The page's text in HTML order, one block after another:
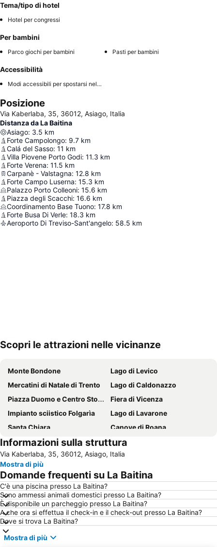
Tema/tipo di hotel
Hotel per congressi
Per bambini
Parco giochi per bambini Pasti per bambini
Accessibilità
Modi accessibili per spostarsi nell'hotel
Posizione
Via Kaberlaba, 35, 36012, Asiago, Italia
Distanza da La Baitina
Asiago: 3.5 km
Forte Campolongo: 9.7 km
Calá del Sasso: 11 km
Villa Piovene Porto Godi: 11.3 km
Forte Verena: 11.5 km
Carpanè - Valstagna: 12.8 km
Forte Campo Luserna: 15.3 km
Palazzo Porto Colleoni: 15.6 km
Piazza degli Scacchi: 16.6 km
Coordinamento Base Tuono: 17.8 km
Forte Busa Di Verle: 18.3 km
Aeroporto Di Treviso-Sant'angelo: 58.5 km
Espandi mappa
Scopri le attrazioni nelle vicinanze
Monte Bondone
Lago di Levico
Mercatini di Natale di Trento
Lago di Caldonazzo
Piazza Duomo e Centro Storico
Fiera di Vicenza
Impianto sciistico Folgarìa
Lago di Lavarone
Santa Chiara
Canove di Roana
Centro storico
Mercatino di Natale
Stazione Ferroviaria
Monte Baldo - Malcesine
Cima Palon - Monte Bondone
Centro Storico
Lido di Levico
Ski Area Monte Verena
Santuario Grotta di Lourdes
Giardini di Natale
Pietramurata
Piazza Liberta'
MART Museo di arte moderna e contemporanea di Trento e Rovereto
Lido Caldonazzo
Duomo
Informazioni sulla struttura
Via Kaberlaba, 35, 36012, Asiago, Italia
Mostra di più
Domande frequenti su La Baitina
C'è una piscina presso La Baitina?
Sono ammessi animali domestici presso La Baitina?
È disponibile un parcheggio presso La Baitina?
A che ora si effettua il check-in e il check-out presso La Baitina?
Dove si trova La Baitina?
Mostra di più